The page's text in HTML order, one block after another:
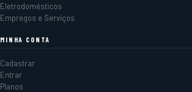
Eletrodomésticos
Empregos e Serviços
MINHA CONTA
Cadastrar
Entrar
Planos